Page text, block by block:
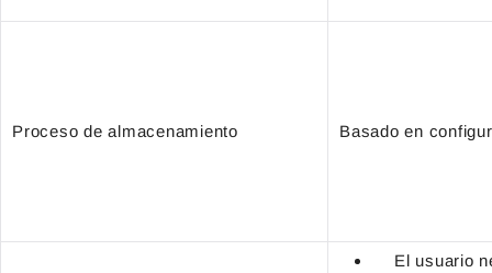
Proceso de almacenamiento Basado en
El usuario